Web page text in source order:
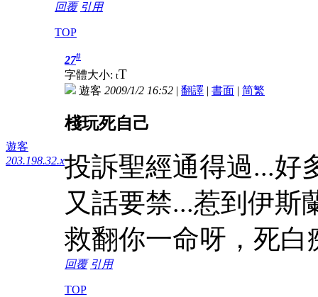
回覆 引用
TOP
遊客
203.198.32.x
27#
字體大小: tT
遊客 2009/1/2 16:52 | 翻譯 | 書面 | 简繁
棧玩死自己
投訴聖經通得過...好
又話要禁...惹到伊斯
救翻你一命呀，死白
回覆 引用
TOP